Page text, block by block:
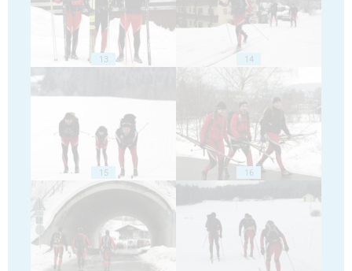
13 14
15 16